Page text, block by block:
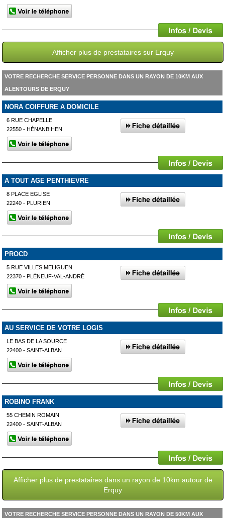
Afficher plus de prestataires sur Erquy
VOTRE RECHERCHE SERVICE PERSONNE DANS UN RAYON DE 10KM AUX
ALENTOURS DE ERQUY
NORA COIFFURE A DOMICILE
6 RUE CHAPELLE
22550 - HÉNANBIHEN
A TOUT AGE PENTHIEVRE
8 PLACE EGLISE
22240 - PLURIEN
PROCD
5 RUE VILLES MELIGUEN
22370 - PLÉNEUF-VAL-ANDRÉ
AU SERVICE DE VOTRE LOGIS
LE BAS DE LA SOURCE
22400 - SAINT-ALBAN
ROBINO FRANK
55 CHEMIN ROMAIN
22400 - SAINT-ALBAN
Afficher plus de prestataires dans un rayon de 10km autour de
Erquy
VOTRE RECHERCHE SERVICE PERSONNE DANS UN RAYON DE 50KM AUX